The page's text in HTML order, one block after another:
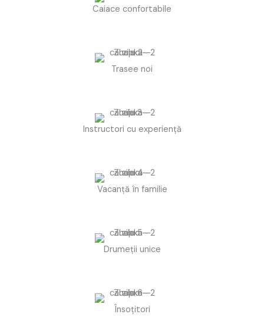
Caiace confortabile
Trasee noi
Instructori cu experiență
Vacanță în familie
Drumeții unice
Însoțitori